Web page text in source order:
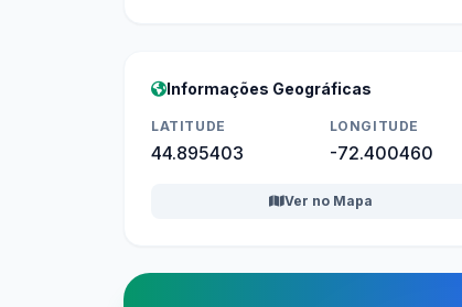
Informações Geográficas
LATITUDE
44.895403
LONGITUDE
-72.400460
Ver no Mapa